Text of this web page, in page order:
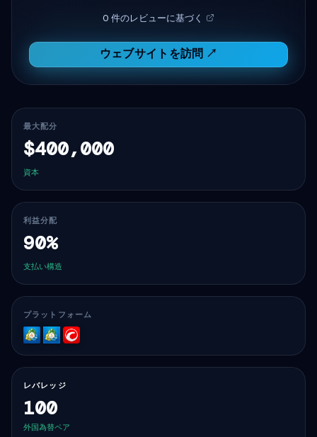
0 件のレビューに基づく
ウェブサイトを訪問 ↗
最大配分
$400,000
資本
利益分配
90%
支払い構造
プラットフォーム
MT4MT5cTrader
レバレッジ
100
外国為替ペア